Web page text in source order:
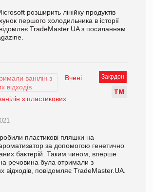
розширить лінійку продуктів
першого холодильника в історії
TradeMaster.UA з посиланням
Закрдон
ТМ
Вчені
з пластикових
пластикові пляшки на
за допомогою генетично
бактерій. Таким чином, вперше
речовина була отримали з
відходів, повідомляє TradeMaster.UA.